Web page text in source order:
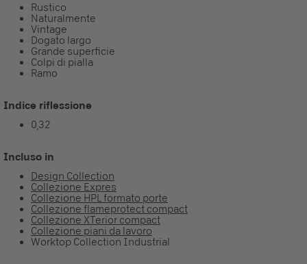
Rustico
Naturalmente
Vintage
Dogato largo
Grande superficie
Colpi di pialla
Ramo
Indice riflessione
0,32
Incluso in
Design Collection
Collezione Expres
Collezione HPL formato porte
Collezione flameprotect compact
Collezione XTerior compact
Collezione piani da lavoro
Worktop Collection Industrial